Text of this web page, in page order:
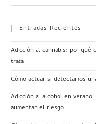
Entradas Recientes
Adicción al cannabis: por qué
trata
Cómo actuar si detectamos
Adicción al alcohol en
aumentan el riesgo